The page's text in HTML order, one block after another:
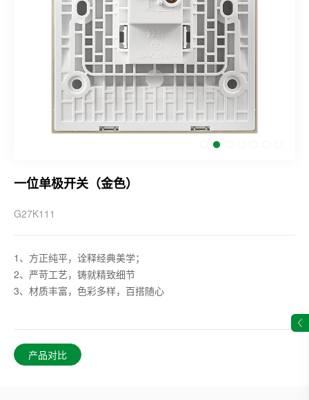
一位单极开关（金色）
G27K111
1、方正纯平，诠释经典美学；
2、严苛工艺，铸就精致细节
3、材质丰富，色彩多样，百搭随心
产品对比